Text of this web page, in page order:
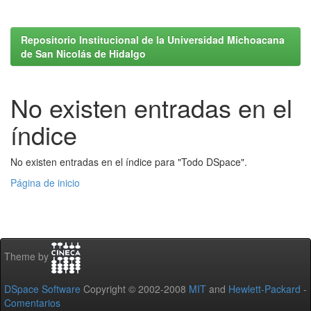
Repositorio Institucional de la Universidad Michoacana
de San Nicolás de Hidalgo
No existen entradas en el
índice
No existen entradas en el índice para "Todo DSpace".
Página de inicio
Theme by
DSpace Software Copyright © 2002-2008 MIT and Hewlett-Packard -
Comentarios